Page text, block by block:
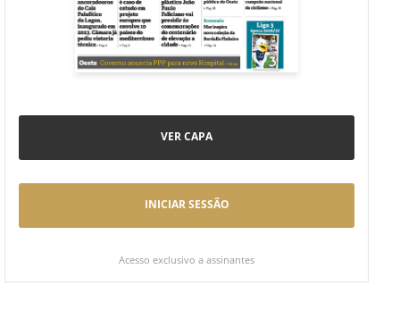
VER CAPA
INICIAR SESSÃO
Acesso exclusivo a assinantes